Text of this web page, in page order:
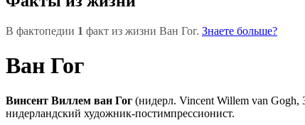
В фактопедии 1 факт из жизни Ван Гог. Знаете больше?
Ван Гог
Винсент Виллем ван Гог (нидерл. Vincent Willem van
нидерландский художник-постимпрессионист.